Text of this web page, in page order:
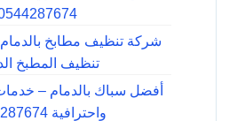
تنظيف المطبخ
أفضل سباك بالدمام –
واحترافية 0544287674